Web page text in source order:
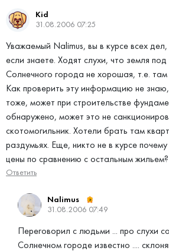
Kid
31.08.2006 07:25
Уважаемый Nalimus, вы в курсе всех
если знаете. Ходят слухи, что земля
Солнечного города не хорошая, т.е. там
Как проверить эту информацию не
тоже, может при строительстве
обнаружено, может это не
скотомогильник. Хотели брать там
раздумьях. Еще, никто не в курсе
цены по сравнению с остальным жильем?
Ответить
Nalimus
31.08.2006 07:49
Переговорил с людьми ... про слухи
Солнечном городе известно ....